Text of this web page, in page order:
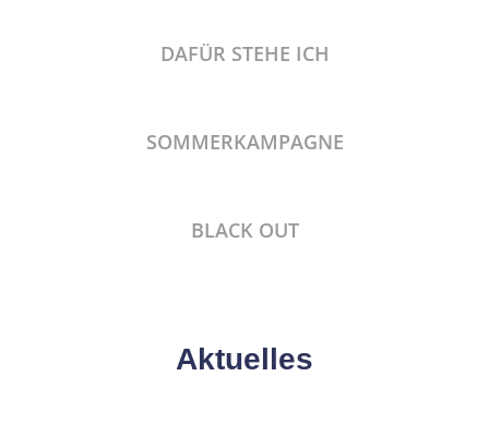
DAFÜR STEHE ICH
SOMMERKAMPAGNE
BLACK OUT
Aktuelles